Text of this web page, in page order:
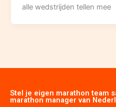
alle wedstrijden tellen mee
Stel je eigen marathon team
marathon manager van